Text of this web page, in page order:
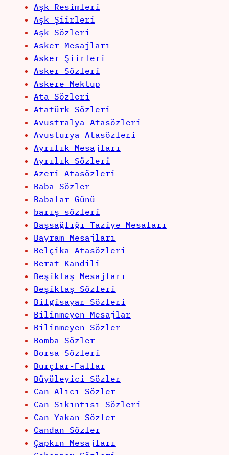
Aşk Resimleri
Aşk Şiirleri
Aşk Sözleri
Asker Mesajları
Asker Şiirleri
Asker Sözleri
Askere Mektup
Ata Sözleri
Atatürk Sözleri
Avustralya Atasözleri
Avusturya Atasözleri
Ayrılık Mesajları
Ayrılık Sözleri
Azeri Atasözleri
Baba Sözler
Babalar Günü
barış sözleri
Başsağlığı Taziye Mesaları
Bayram Mesajları
Belçika Atasözleri
Berat Kandili
Beşiktaş Mesajları
Beşiktaş Sözleri
Bilgisayar Sözleri
Bilinmeyen Mesajlar
Bilinmeyen Sözler
Bomba Sözler
Borsa Sözleri
Burçlar-Fallar
Büyüleyici Sözler
Can Alıcı Sözler
Can Sıkıntısı Sözleri
Can Yakan Sözler
Candan Sözler
Çapkın Mesajları